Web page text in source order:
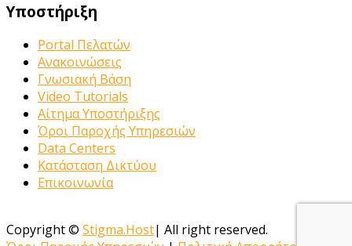
Υποστήριξη
Portal Πελατών
Ανακοινώσεις
Γνωσιακή Βάση
Video Tutorials
Αίτημα Υποστήριξης
Όροι Παροχής Υπηρεσιών
Data Centers
Κατάσταση Δικτύου
Επικοινωνία
Copyright © Stigma.Host| All right reserved.